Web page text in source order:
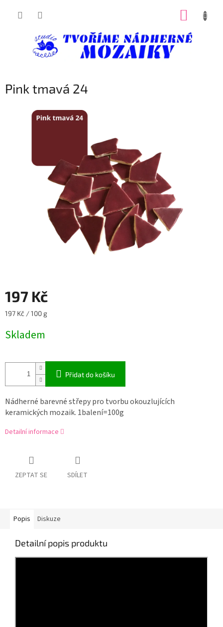
Pink tmavá 24
197 Kč
Měrná
197 Kč / 100 g
Skladem
Přidat do košíku
Nádherné barevné střepy pro tvorbu okouzlujících
keramických mozaik. 1balení=100g
Detailní informace
ZEPTAT SE SDÍLET
Popis Diskuze
Detailní popis produktu